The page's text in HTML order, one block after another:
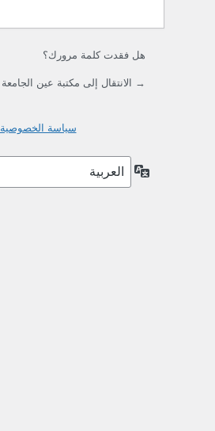
هل فقدت كلمة مرورك؟
→ الانتقال إلى مكتبة عين الجامعة
سياسة الخصوصية
اللغة